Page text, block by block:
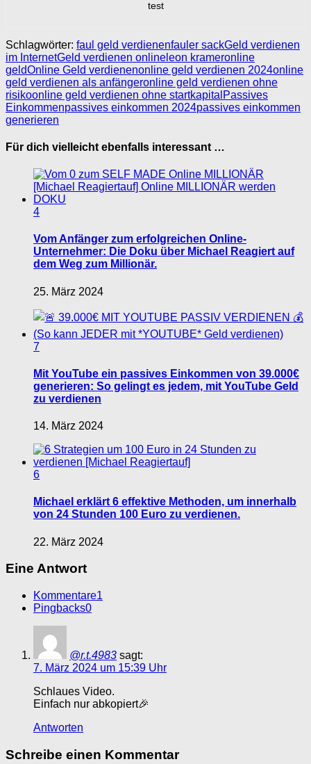
test
Schlagwörter: faul geld verdienenfauler sackGeld verdienen
im InternetGeld verdienen online leon krameronline
geldOnline Geld verdienenonline geld verdienen 2024online
geld verdienen als anfängeronline geld verdienen ohne
risikoonline geld verdienen ohne startkapital Passives
Einkommenpassives einkommen 2024passives einkommen
generieren
Für dich vielleicht ebenfalls interessant …
4
Vom Anfänger zum erfolgreichen Online-
Unternehmer: Die Doku über Michael Reagiert auf
dem Weg zum Millionär.
25. März 2024
7
Mit YouTube ein passives Einkommen von 39.000€
generieren: So gelingt es jedem, mit YouTube Geld
zu verdienen
14. März 2024
6
Michael erklärt 6 effektive Methoden, um innerhalb
von 24 Stunden 100 Euro zu verdienen.
22. März 2024
Eine Antwort
Kommentare1
Pingbacks0
@r.t.4983 sagt:
7. März 2024 um 15:39 Uhr
Schlaues Video.
Einfach nur abkopiert🎉
Antworten
Schreibe einen Kommentar